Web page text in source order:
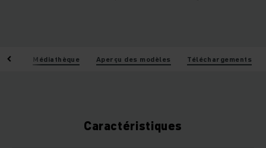
Médiathèque Aperçu des modèles Téléchargements
Caractéristiques